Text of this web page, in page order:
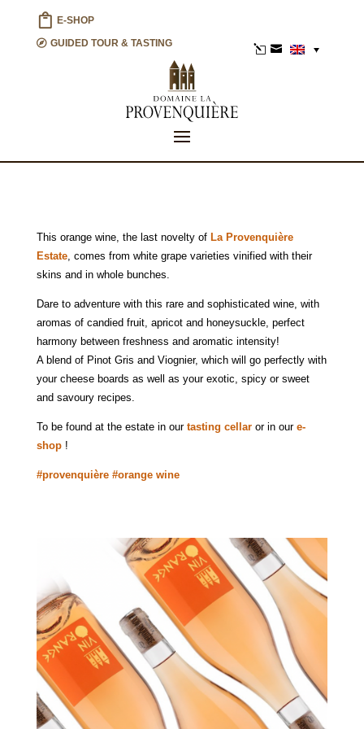
E-SHOP
GUIDED TOUR & TASTING
l 
This orange wine, the last novelty of La Provenquière
Estate, comes from white grape varieties vinified with their
skins and in whole bunches.
Dare to adventure with this rare and sophisticated wine, with
aromas of candied fruit, apricot and honeysuckle, perfect
harmony between freshness and aromatic intensity!
A blend of Pinot Gris and Viognier, which will go perfectly with
your cheese boards as well as your exotic, spicy or sweet
and savoury recipes.
To be found at the estate in our tasting cellar or in our e-
shop!
#provenquière #orange wine